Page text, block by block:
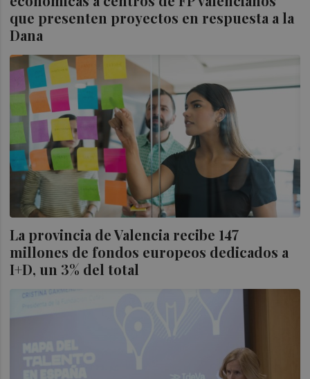
que presenten proyectos en respuesta a la
Dana
La provincia de Valencia recibe 147
millones de fondos europeos dedicados a
I+D, un 3% del total